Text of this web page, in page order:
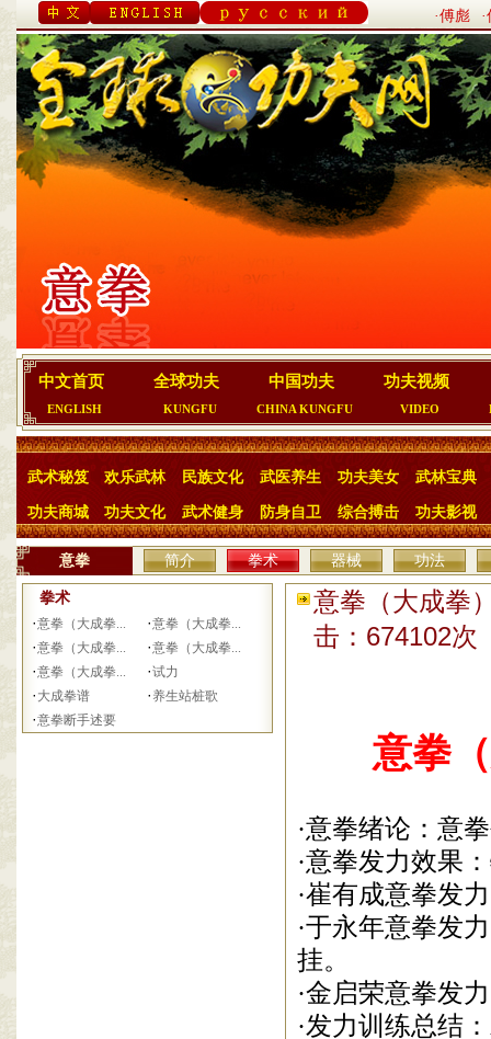
·傅彪
中文首页
ENGLISH
全球功夫
KUNGFU
中国功夫
CHINA KUNGFU
功夫视频
VIDEO
武术秘笈 欢乐武林 民族文化 武医养生 功夫美女 武林宝典
功夫商城 功夫文化 武术健身 防身自卫 综合搏击 功夫影视
意拳 简介 拳术 器械 功法
拳术
·意拳（大成拳... ·意拳（大成拳...
·意拳（大成拳... ·意拳（大成拳...
·意拳（大成拳... ·试力
· 大成拳谱 · 养生站桩歌
·意拳断手述要
意拳（大成
击：674102
意拳
·意拳绪论：意
·意拳发力效果
·崔有成意拳发
·于永年意拳发
挂。
·金启荣意拳发
·发力训练总结